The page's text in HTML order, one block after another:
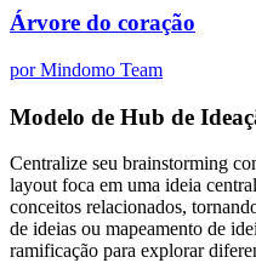
Árvore do coração
por Mindomo Team
Modelo de Hub de
Centralize seu brainstorming
layout foca em uma ideia
conceitos relacionados,
de ideias ou mapeamento de
ramificação para explorar